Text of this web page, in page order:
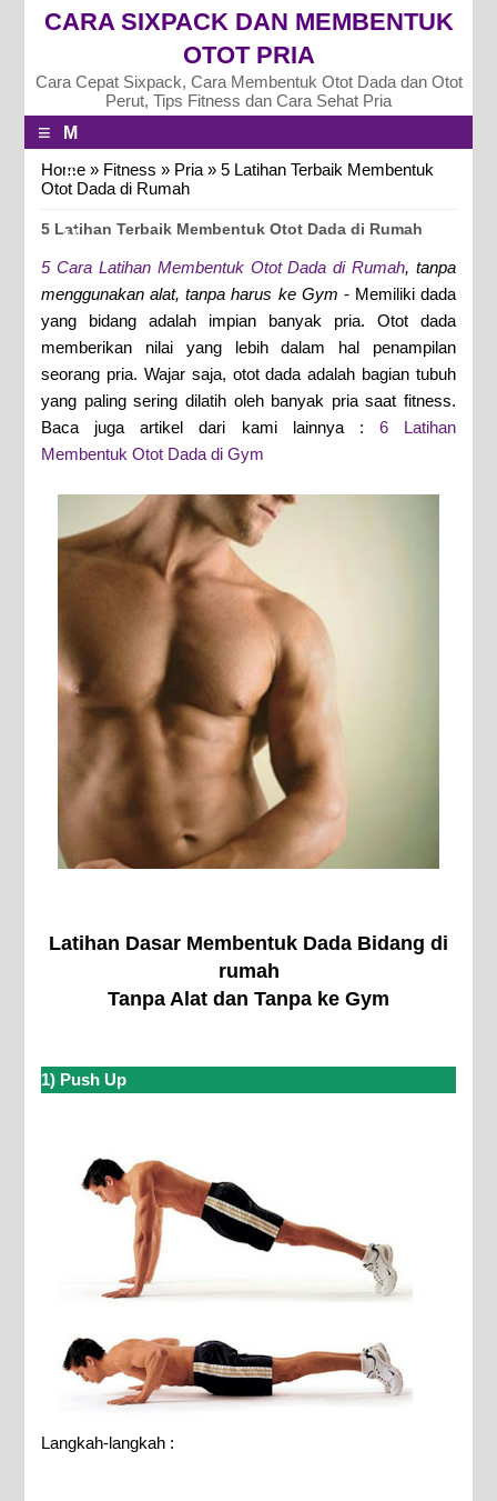
CARA SIXPACK DAN MEMBENTUK
OTOT PRIA
Cara Cepat Sixpack, Cara Membentuk Otot Dada dan Otot
Perut, Tips Fitness dan Cara Sehat Pria
≡
M
E
U
Home » Fitness » Pria »5 Latihan Terbaik Membentuk
Otot Dada di Rumah
5 Latihan Terbaik Membentuk Otot Dada di Rumah
5 Cara Latihan Membentuk Otot Dada di Rumah, tanpa
menggunakan alat, tanpa harus ke Gym - Memiliki dada
yang bidang adalah impian banyak pria. Otot dada
memberikan nilai yang lebih dalam hal penampilan
seorang pria. Wajar saja, otot dada adalah bagian tubuh
yang paling sering dilatih oleh banyak pria saat fitness.
Baca juga artikel dari kami lainnya : 6 Latihan
Membentuk Otot Dada di Gym
Latihan Dasar Membentuk Dada Bidang di
rumah
Tanpa Alat dan Tanpa ke Gym
1) Push Up
Langkah-langkah :